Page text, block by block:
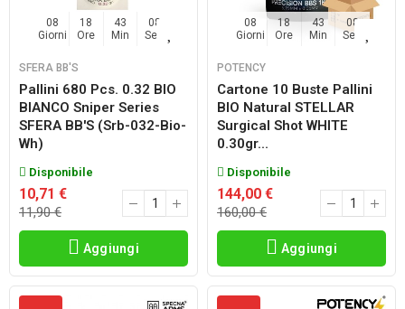
08
Giorni
18
Ore
43
Min
06
Sec
SFERA BB'S
Pallini 680 Pcs. 0.32 BIO
BIANCO Sniper Series
SFERA BB'S (srb-032-Bio-
Wh)
Disponibile
10,71 €
11,90 €
Aggiungi
08
Giorni
18
Ore
43
Min
07
Sec
POTENCY
Cartone 10 Buste Pallini
BIO Natural STELLAR
Surgical Shot WHITE
0.30gr...
Disponibile
144,00 €
160,00 €
Aggiungi